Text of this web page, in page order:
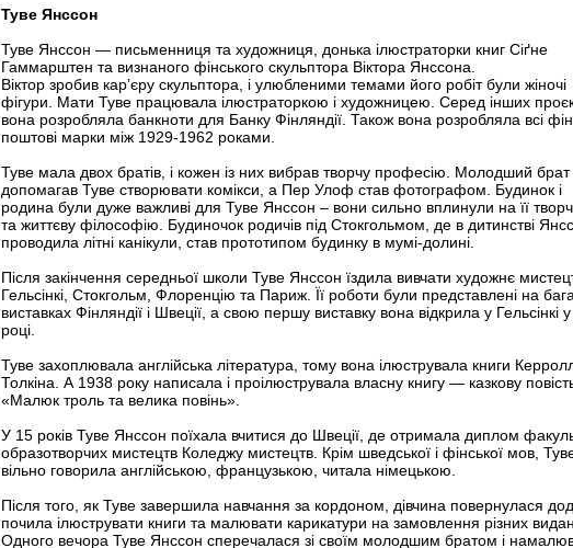
Туве Янссон
Туве Янссон — письменниця та художниця, донька ілюстраторки книг Сіґне
Гаммарштен та визнаного фінського скульптора Віктора Янссона.
Віктор зробив кар’єру скульптора, і улюбленими темами його робіт були жіночі
фігури. Мати Туве працювала ілюстраторкою і художницею. Серед інших
вона розробляла банкноти для Банку Фінляндії. Також вона розробляла всі
поштові марки між 1929-1962 роками.
Туве мала двох братів, і кожен із них вибрав творчу професію. Молодший
допомагав Туве створювати комікси, а Пер Улоф став фотографом. Будинок і
родина були дуже важливі для Туве Янссон – вони сильно вплинули на її
та життєву філософію. Будиночок родичів під Стокгольмом, де в дитинстві
проводила літні канікули, став прототипом будинку в мумі-долині.
Після закінчення середньої школи Туве Янссон їздила вивчати художнє
Гельсінкі, Стокгольм, Флоренцію та Париж. Її роботи були представлені на
виставках Фінляндії і Швеції, а свою першу виставку вона відкрила у Гельсінкі
році.
Туве захоплювала англійська література, тому вона ілюструвала книги
Толкіна. А 1938 року написала і проілюструвала власну книгу — казкову
«Малюк троль та велика повінь».
У 15 років Туве Янссон поїхала вчитися до Швеції, де отримала диплом
образотворчих мистецтв Коледжу мистецтв. Крім шведської і фінської мов,
вільно говорила англійською, французькою, читала німецькою.
Після того, як Туве завершила навчання за кордоном, дівчина повернулася
почила ілюструвати книги та малювати карикатури на замовлення різних
Одного вечора Туве Янссон сперечалася зі своїм молодшим братом і